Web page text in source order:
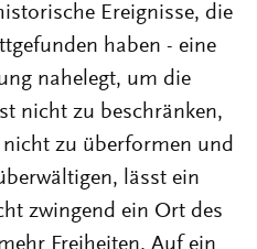
Ereignisse, die
haben - eine
nahelegt, um die
nicht zu beschränken,
zu überformen und
lässt ein
zwingend ein Ort des
Freiheiten. Auf ein